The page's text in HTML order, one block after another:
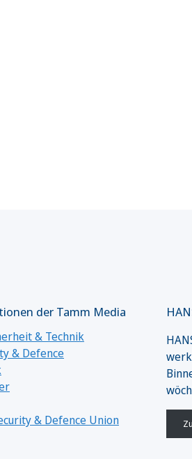
der Tamm Media
& Technik
& Defence
& Defence Union